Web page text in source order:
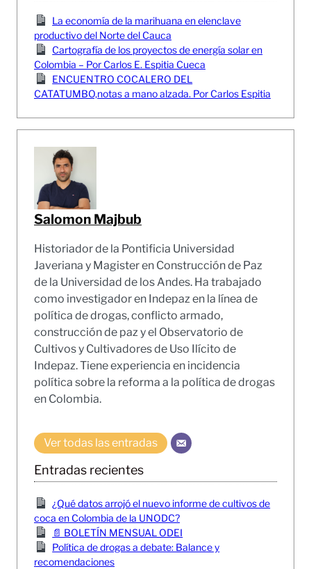
La economía de la marihuana en elenclave
productivo del Norte del Cauca
Cartografía de los proyectos de energía solar en
Colombia – Por Carlos E. Espitia Cueca
ENCUENTRO COCALERO DEL
CATATUMBO,notas a mano alzada. Por Carlos Espitia
Salomon Majbub
Historiador de la Pontificia Universidad
Javeriana y Magister en Construcción de Paz
de la Universidad de los Andes. Ha trabajado
como investigador en Indepaz en la línea de
política de drogas, conflicto armado,
construcción de paz y el Observatorio de
Cultivos y Cultivadores de Uso Ilícito de
Indepaz. Tiene experiencia en incidencia
política sobre la reforma a la política de drogas
en Colombia.
Ver todas las entradas
Entradas recientes
¿Qué datos arrojó el nuevo informe de cultivos de
coca en Colombia de la UNODC?
📄 BOLETÍN MENSUAL ODEI
Política de drogas a debate: Balance y
recomendaciones